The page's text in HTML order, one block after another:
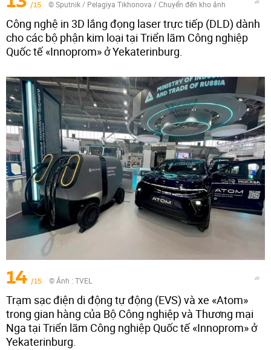
/15 © Sputnik / Pelagiya Tikhonova /Chuyển đến kho ảnh
Công nghệ in 3D lắng đọng laser trực tiếp (DLD) dành
cho các bộ phận kim loại tại Triển lãm Công nghiệp
Quốc tế «Innoprom» ở Yekaterinburg.
14 /15 © Ảnh : TVEL
Trạm sạc điện di động tự động (EVS) và xe «Atom»
trong gian hàng của Bộ Công nghiệp và Thương mại
Nga tại Triển lãm Công nghiệp Quốc tế «Innoprom» ở
Yekaterinburg.